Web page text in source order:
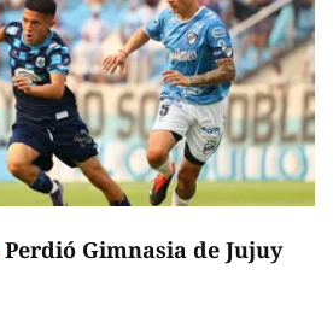
Perdió Gimnasia de Jujuy